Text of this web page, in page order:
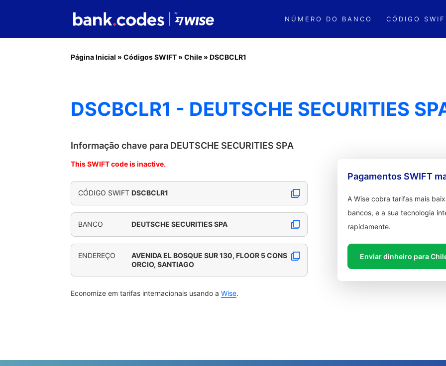
NÚMERO DO BANCO CÓDIGO
Página Inicial » Códigos SWIFT » Chile » DSCBCLR1
DSCBCLR1 - DEUTSCHE SECURITIES
Informação chave para DEUTSCHE SECURITIES SPA
This SWIFT code is inactive.
CÓDIGO SWIFT DSCBCLR1
BANCO DEUTSCHE SECURITIES SPA
ENDEREÇO
AVENIDA EL BOSQUE SUR 130, FLOOR 5 CONS
ORCIO, SANTIAGO
Economize em tarifas internacionais usando a Wise.
Pagamentos SWIFT
A Wise cobra tarifas mais
bancos, e a sua tecnologia
rapidamente.
Enviar dinheiro para